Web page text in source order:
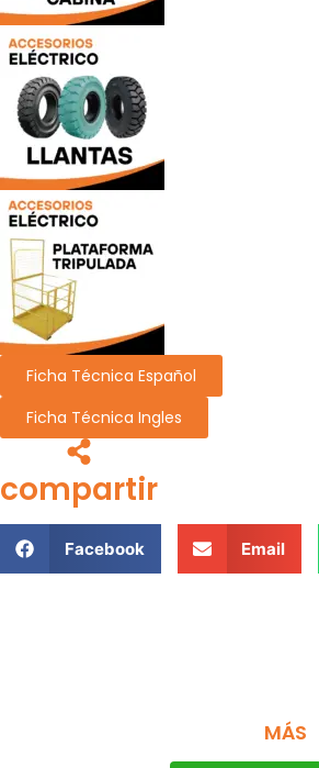
Ficha Técnica Español
Ficha Técnica Ingles
compartir
Facebook Email
MÁS